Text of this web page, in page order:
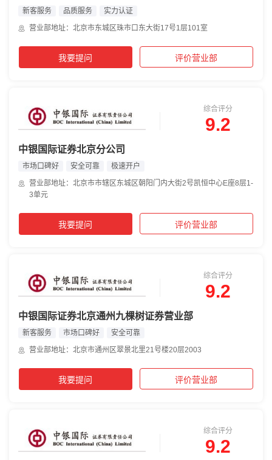
新客服务 品质服务
实力认证
营业部地址：北京市东城区珠市口东大街17号1层101室
我要提问 评价营业部
综合评分
9.2
中银国际证券北京分公司
市场口碑好 安全可靠
极速开户
营业部地址：北京市市辖区东城区朝阳门内大街2号凯恒中心E座8层1-
3单元
我要提问 评价营业部
综合评分
9.2
中银国际证券北京通州九棵树证券营业部
新客服务 市场口碑好
安全可靠
营业部地址：北京市通州区翠景北里21号楼20层2003
我要提问 评价营业部
综合评分
9.2